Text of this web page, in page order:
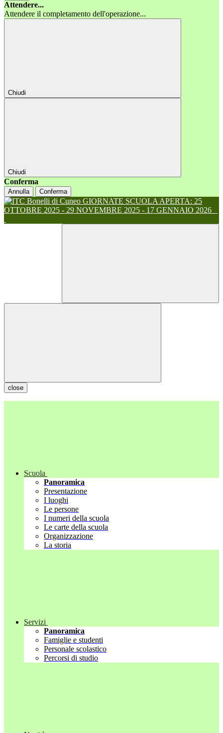
Attendere...
Attendere il completamento dell'operazione...
Chiudi
Chiudi
Conferma
Annulla Conferma
GIORNATE SCUOLA APERTA: 25
OTTOBRE 2025 - 29 NOVEMBRE 2025 - 17 GENNAIO 2026
close
Scuola
Panoramica
Presentazione
I luoghi
Le persone
I numeri della scuola
Le carte della scuola
Organizzazione
La storia
Servizi
Panoramica
Famiglie e studenti
Personale scolastico
Percorsi di studio